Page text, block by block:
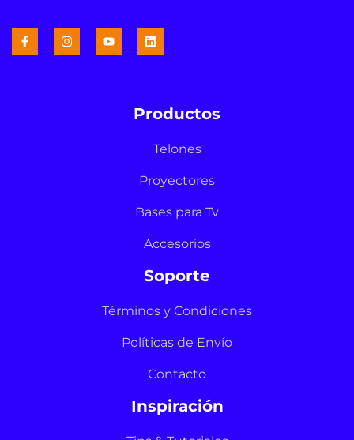
Productos
Telones
Proyectores
Bases para Tv
Accesorios
Soporte
Términos y Condiciones
Políticas de Envío
Contacto
Inspiración